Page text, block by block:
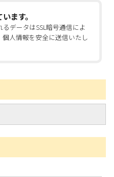
ます。
データはSSL暗号通信によ
個人情報を安全に送信いたし